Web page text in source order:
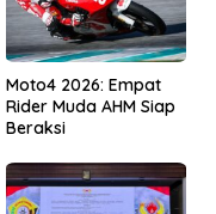
Moto4 2026: Empat
Rider Muda AHM Siap
Beraksi